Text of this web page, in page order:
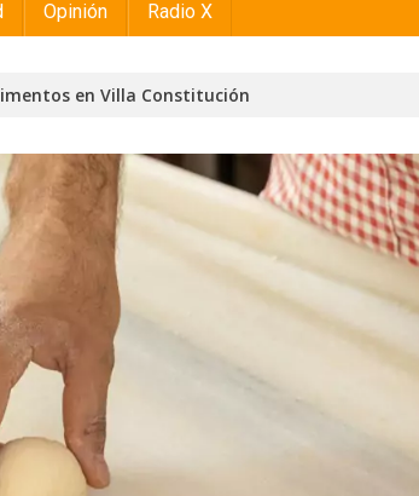
Opinión Radio X
en Villa Constitución